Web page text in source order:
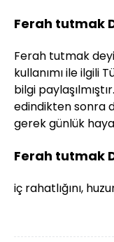
Ferah tutmak
Ferah tutmak
kullanımı ile ilgili
bilgi
edindikten sonra
gerek günlük
Ferah tutmak
iç rahatlığını,